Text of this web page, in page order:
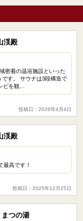
渓殿
密着の温浴施設といった
す。 サウナは3段構造で
ビを観…
投稿日：2026年4月4日
渓殿
最高です！
投稿日：2025年12月25日
つの湯